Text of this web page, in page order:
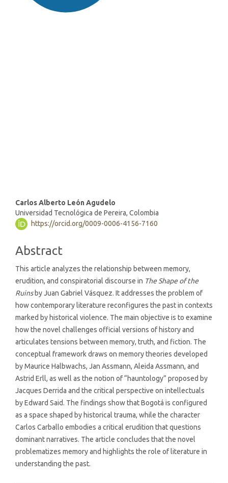
Main
Article
Content
Carlos Alberto León Agudelo
Universidad Tecnológica de Pereira, Colombia
https://orcid.org/0009-0006-4156-7160
Abstract
This article analyzes the relationship between memory,
erudition, and conspiratorial discourse in The Shape of the
Ruinsby Juan Gabriel Vásquez. It addresses the problem of
how contemporary literature reconfigures the past in contexts
marked by historical violence. The main objective is to examine
how the novel challenges official versions of history and
articulates tensions between memory, truth, and fiction. The
conceptual framework draws on memory theories developed
by Maurice Halbwachs, Jan Assmann, Aleida Assmann, and
Astrid Erll, as well as the notion of “hauntology” proposed by
Jacques Derrida and the critical perspective on intellectuals
by Edward Said. The findings show that Bogotá is configured
as a space shaped by historical trauma, while the character
Carlos Carballo embodies a critical erudition that questions
dominant narratives. The article concludes that the novel
problematizes memory and highlights the role of literature in
understanding the past.